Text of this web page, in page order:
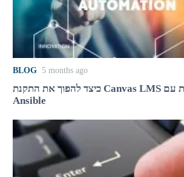
BLOG 5 months ago
כיצד להפוך את התקנת Canvas LMS לאוטומטית עם
Ansible